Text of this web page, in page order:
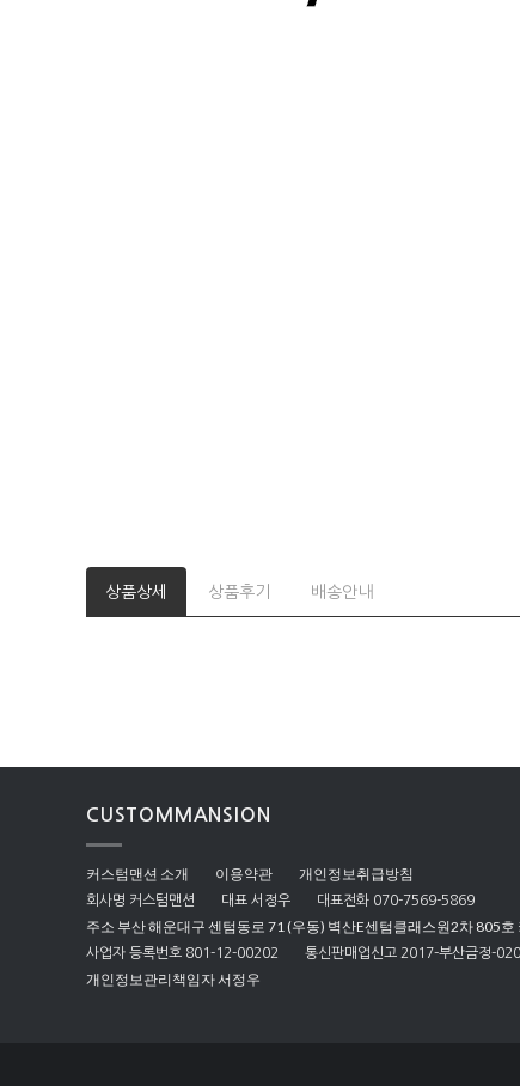
상품상세 상품후기 배송안내
CUSTOMMANSION
커스텀맨션 소개 이용약관 개인정보취급방침
회사명 커스텀맨션 대표 서정우 대표전화 070-7569-5869
주소 부산 해운대구 센텀동로 71 (우동) 벽산E센텀클래스원2차 805호
사업자 등록번호 801-12-00202 통신판매업신고 2017-부산금정-
개인정보관리책임자 서정우